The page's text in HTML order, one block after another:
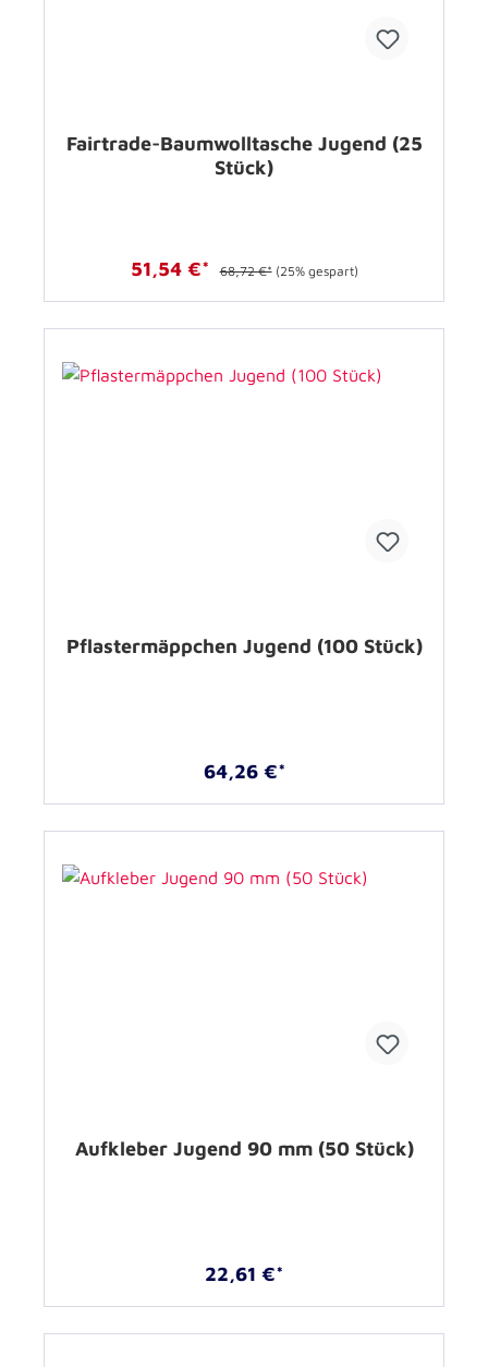
Fairtrade-Baumwolltasche Jugend (25
Stück)
51,54 €* 68,72 €* (25% gespart)
Pflastermäppchen Jugend (100 Stück)
64,26 €*
Aufkleber Jugend 90 mm (50 Stück)
22,61 €*